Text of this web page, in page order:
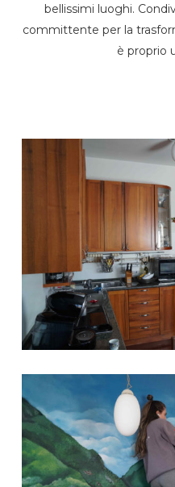
bellissimi luoghi.
committente per la
è proprio